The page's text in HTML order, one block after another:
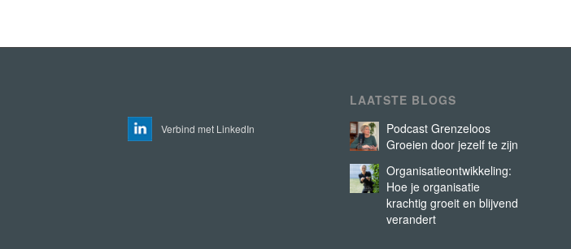
Verbind met LinkedIn
LAATSTE BLOGS
Podcast Grenzeloos
Groeien door jezelf te zijn
Organisatieontwikkeling:
Hoe je organisatie
krachtig groeit en blijvend
verandert